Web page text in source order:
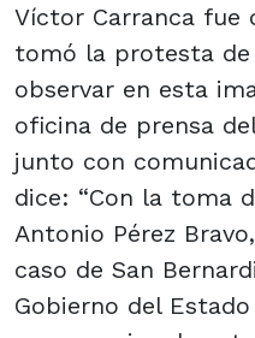
Víctor Carranca fue
tomó la protesta de
observar en esta
oficina de prensa
junto con
dice: “Con la toma
Antonio Pérez
caso de San
Gobierno del